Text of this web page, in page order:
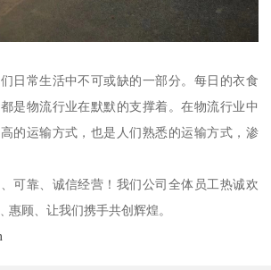
日常生活中不可或缺的一部分。每日的衣食
是物流行业在默默的支撑着。在物流行业中
的运输方式，也是人们熟悉的运输方式，渗
可靠、诚信经营！我们公司全体员工热诚欢
惠顾、让我们携手共创辉煌。